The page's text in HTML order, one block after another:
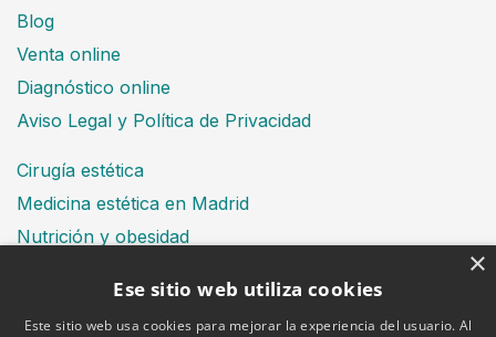
Blog
Venta online
Diagnóstico online
Aviso Legal y Política de Privacidad
Cirugía estética
Medicina estética en Madrid
Nutrición y obesidad
×
Ese sitio web utiliza cookies
Este sitio web usa cookies para mejorar la experiencia del usuario. Al